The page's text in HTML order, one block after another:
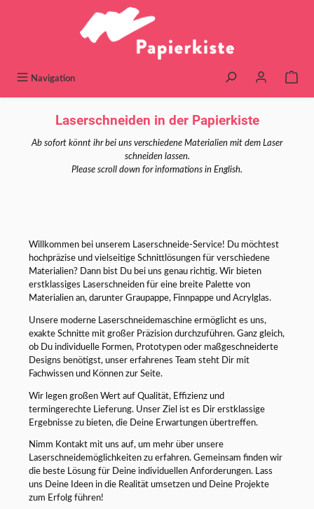
Navigation
Laserschneiden in der Papierkiste
Ab sofort könnt ihr bei uns verschiedene Materialien mit dem Laser
schneiden lassen.
Please scroll down for informations in English.
Willkommen bei unserem Laserschneide-Service! Du möchtest
hochpräzise und vielseitige Schnittlösungen für verschiedene
Materialien? Dann bist Du bei uns genau richtig. Wir bieten
erstklassiges Laserschneiden für eine breite Palette von
Materialien an, darunter Graupappe, Finnpappe und Acrylglas.
Unsere moderne Laserschneidemaschine ermöglicht es uns,
exakte Schnitte mit großer Präzision durchzuführen. Ganz gleich,
ob Du individuelle Formen, Prototypen oder maßgeschneiderte
Designs benötigst, unser erfahrenes Team steht Dir mit
Fachwissen und Können zur Seite.
Wir legen großen Wert auf Qualität, Effizienz und
termingerechte Lieferung. Unser Ziel ist es Dir erstklassige
Ergebnisse zu bieten, die Deine Erwartungen übertreffen.
Nimm Kontakt mit uns auf, um mehr über unsere
Laserschneidemöglichkeiten zu erfahren. Gemeinsam finden wir
die beste Lösung für Deine individuellen Anforderungen. Lass
uns Deine Ideen in die Realität umsetzen und Deine Projekte
zum Erfolg führen!